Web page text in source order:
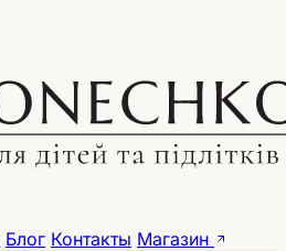
Блог Контакты Магазин